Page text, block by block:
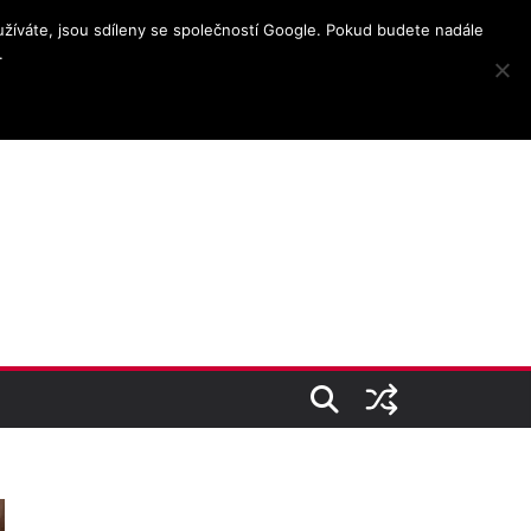
jsou sdíleny se společností Google. Pokud budete nadále